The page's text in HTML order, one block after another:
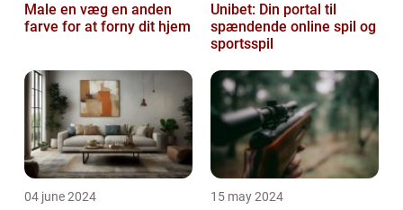
Male en væg en anden
farve for at forny dit hjem
Unibet: Din portal til
spændende online spil og
sportsspil
04 june 2024 15 may 2024